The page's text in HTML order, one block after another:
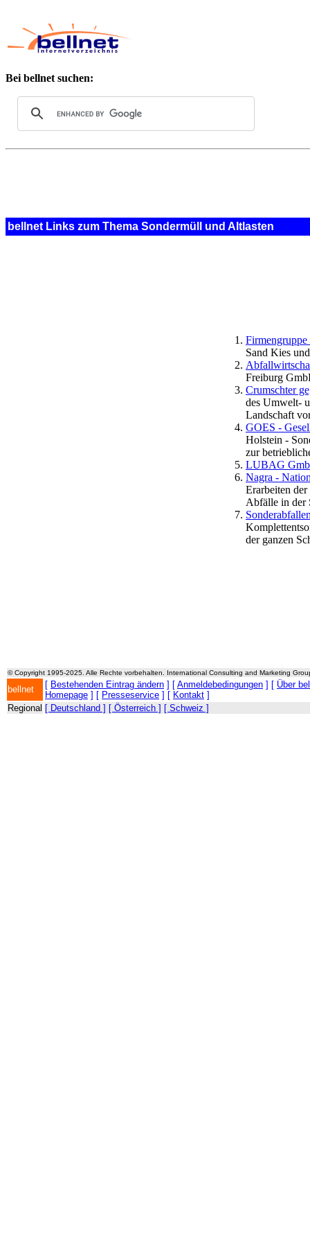
Bei bellnet suchen:
bellnet Links zum Thema Sondermüll und Altlasten
Sand Kies
Freiburg
Crumschter
des Umwelt-
Landschaft
GOES -
Holstein -
zur
LUBAG
Nagra -
Erarbeiten
Abfälle in der
der ganzen
© Copyright 1995-2025. Alle Rechte vorbehalten. International Consulting and Marketing
bellnet [ Bestehenden Eintrag ändern ] [ Anmeldebedingungen ] [ Über
Homepage ] [ Presseservice ] [ Kontakt ]
Regional [ Deutschland ] [ Österreich ] [ Schweiz ]